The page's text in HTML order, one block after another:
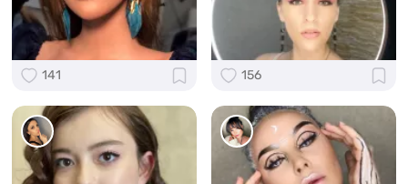
141 156